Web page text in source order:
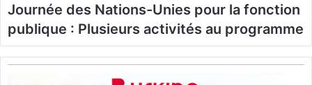
Journée des Nations-Unies pour la fonction
publique : Plusieurs activités au programme